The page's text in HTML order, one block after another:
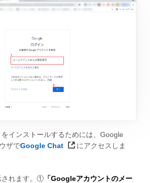
インストールするためには、Google
ザでGoogle Chat
にアクセスしま
されます。①「Googleアカウントのメー